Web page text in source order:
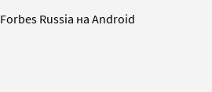
Russia на Android